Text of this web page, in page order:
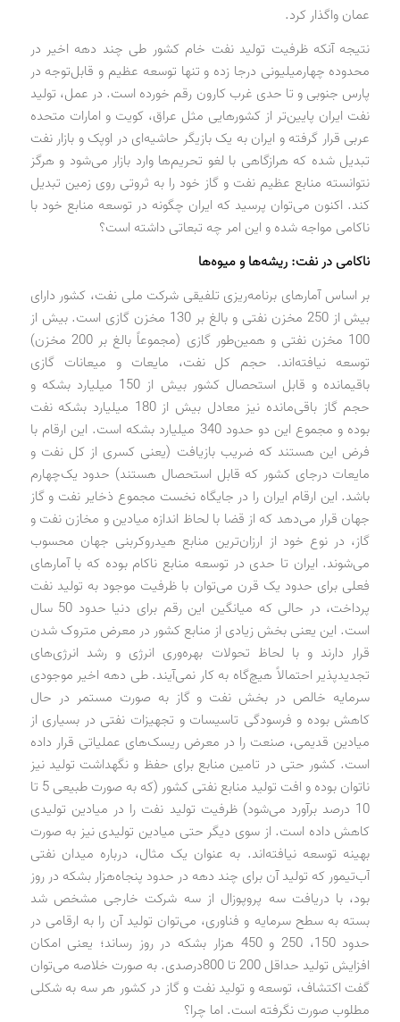
عمان واگذار کرد.
نتیجه آنکه ظرفیت تولید نفت خام کشور طی چند دهه اخیر در
محدوده چهارمیلیونی درجا زده و تنها توسعه عظیم و قابل‌توجه در
پارس جنوبی و تا حدی غرب کارون رقم خورده است. در عمل، تولید
نفت ایران پایین‌تر از کشورهایی مثل عراق، کویت و امارات متحده
عربی قرار گرفته و ایران به یک بازیگر حاشیه‌ای در اوپک و بازار نفت
تبدیل شده که هرازگاهی با لغو تحریم‌ها وارد بازار می‌شود و هرگز
نتوانسته منابع عظیم نفت و گاز خود را به ثروتی روی زمین تبدیل
کند. اکنون می‌توان پرسید که ایران چگونه در توسعه منابع خود با
ناکامی مواجه شده و این امر چه تبعاتی داشته است؟
ناکامی در نفت: ریشه‌ها و میوه‌ها
بر اساس آمارهای برنامه‌ریزی تلفیقی شرکت ملی نفت، کشور دارای
بیش از 250 مخزن نفتی و بالغ بر 130 مخزن گازی است. بیش از
100 مخزن نفتی و همین‌طور گازی (مجموعاً بالغ بر 200 مخزن)
توسعه نیافته‌اند. حجم کل نفت، مایعات و میعانات گازی
باقیمانده و قابل استحصال کشور بیش از 150 میلیارد بشکه و
حجم گاز باقی‌مانده نیز معادل بیش از 180 میلیارد بشکه نفت
بوده و مجموع این دو حدود 340 میلیارد بشکه است. این ارقام با
فرض این هستند که ضریب بازیافت (یعنی کسری از کل نفت و
مایعات درجای کشور که قابل استحصال هستند) حدود یک‌چهارم
باشد. این ارقام ایران را در جایگاه نخست مجموع ذخایر نفت و گاز
جهان قرار می‌دهد که از قضا با لحاظ اندازه میادین و مخازن نفت و
گاز، در نوع خود از ارزان‌ترین منابع هیدروکربنی جهان محسوب
می‌شوند. ایران تا حدی در توسعه منابع ناکام بوده که با آمارهای
فعلی برای حدود یک قرن می‌توان با ظرفیت موجود به تولید نفت
پرداخت، در حالی که میانگین این رقم برای دنیا حدود 50 سال
است. این یعنی بخش زیادی از منابع کشور در معرض متروک شدن
قرار دارند و با لحاظ تحولات بهره‌وری انرژی و رشد انرژی‌های
تجدیدپذیر احتمالاً هیچ‌گاه به کار نمی‌آیند. طی دهه اخیر موجودی
سرمایه خالص در بخش نفت و گاز به صورت مستمر در حال
کاهش بوده و فرسودگی تاسیسات و تجهیزات نفتی در بسیاری از
میادین قدیمی، صنعت را در معرض ریسک‌های عملیاتی قرار داده
است. کشور حتی در تامین منابع برای حفظ و نگهداشت تولید نیز
ناتوان بوده و افت تولید منابع نفتی کشور (که به صورت طبیعی 5 تا
10 درصد برآورد می‌شود) ظرفیت تولید نفت را در میادین تولیدی
کاهش داده است. از سوی دیگر حتی میادین تولیدی نیز به صورت
بهینه توسعه نیافته‌اند. به عنوان یک مثال، درباره میدان نفتی
آب‌تیمور که تولید آن برای چند دهه در حدود پنجاه‌هزار بشکه در روز
بود، با دریافت سه پروپوزال از سه شرکت خارجی مشخص شد
بسته به سطح سرمایه و فناوری، می‌توان تولید آن را به ارقامی در
حدود 150، 250 و 450 هزار بشکه در روز رساند؛ یعنی امکان
افزایش تولید حداقل 200 تا 800درصدی. به صورت خلاصه می‌توان
گفت اکتشاف، توسعه و تولید نفت و گاز در کشور هر سه به شکلی
مطلوب صورت نگرفته است. اما چرا؟